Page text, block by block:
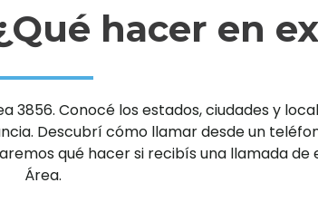
hacer en
Conocé los estados, ciudades y
Descubrí cómo llamar desde un
qué hacer si recibís una llamada de
Área.